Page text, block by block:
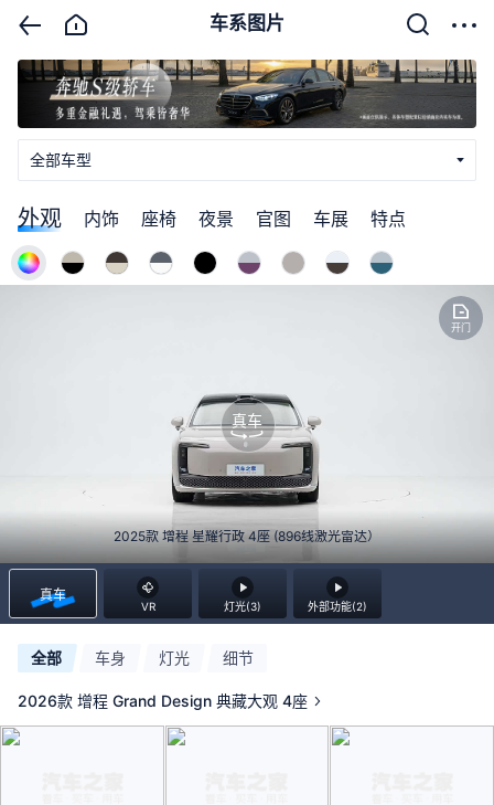
车系图片
全部车型
外观 内饰 座椅 夜景 官图 车展 特点
2025款 增程 星耀行政 4座 (896线激光雷达）
真车
开门
真车
VR 灯光(3) 外部功能(2)
全部 车身 灯光 细节
2026款 增程 Grand Design 典藏大观 4座